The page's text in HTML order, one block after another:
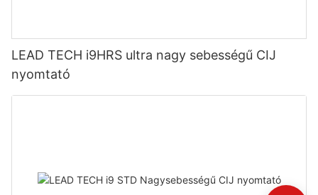
LEAD TECH i9HRS ultra nagy sebességű CIJ
nyomtató